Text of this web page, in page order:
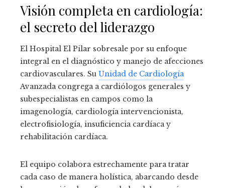
Visión completa en cardiología:
el secreto del liderazgo
El Hospital El Pilar sobresale por su enfoque
integral en el diagnóstico y manejo de afecciones
cardiovasculares. Su Unidad de Cardiología
Avanzada congrega a cardiólogos generales y
subespecialistas en campos como la
imagenología, cardiología intervencionista,
electrofisiología, insuficiencia cardíaca y
rehabilitación cardíaca.
El equipo colabora estrechamente para tratar
cada caso de manera holística, abarcando desde